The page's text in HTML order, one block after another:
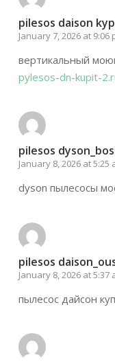
pilesos daison
January 7, 2026 at 9:06
вертикальный
pylesos-dn-kupit-
pilesos
January 8, 2026 at 5:25
dyson пылесосы
pilesos
January 8, 2026 at 5:37
пылесос дайсон